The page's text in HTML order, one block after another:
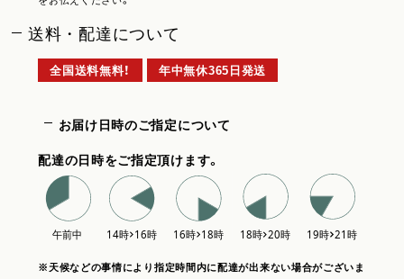
送料・配達について
全国送料無料！ 年中無休365日発送
お届け日時のご指定について
配達の日時をご指定頂けます。
※天候などの事情により指定時間内に配達が出来ない場合がございま